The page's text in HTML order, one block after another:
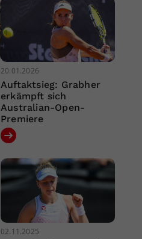
20.01.2026
Auftaktsieg: Grabher
erkämpft sich
Australian-Open-
Premiere
02.11.2025